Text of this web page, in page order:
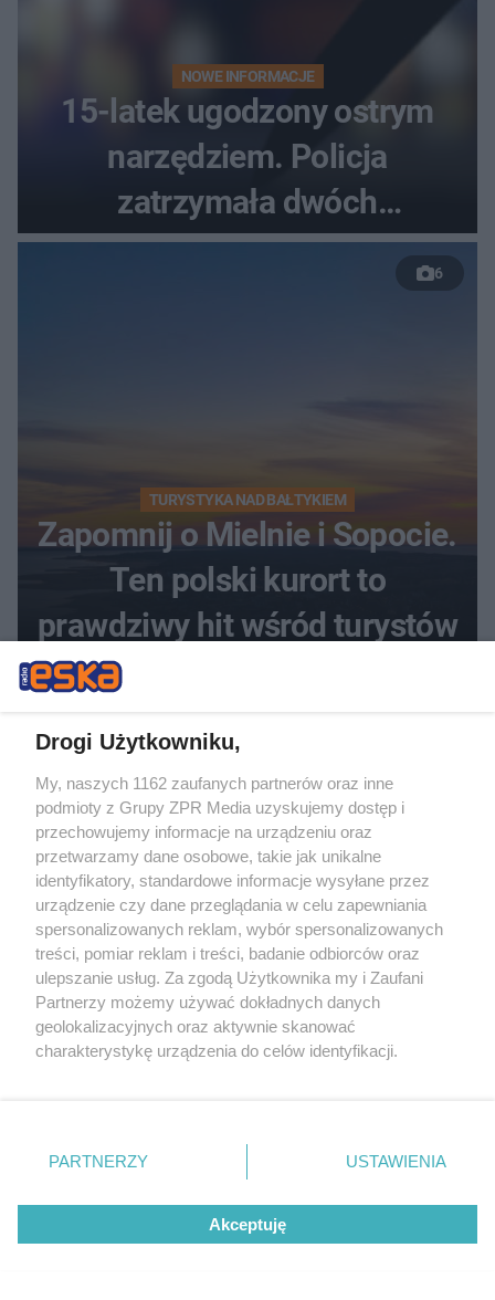
NOWE INFORMACJE
15-latek ugodzony ostrym
narzędziem. Policja
zatrzymała dwóch
nastolatków
6
TURYSTYKA NAD BAŁTYKIEM
Zapomnij o Mielnie i Sopocie.
Ten polski kurort to
prawdziwy hit wśród turystów
CIEKAWOSTKA
To najpiękniejsza plaża w
Świętokrzyskiem według AI. Z
widokiem na najwyższy szczyt Gór
Świętokrzyskich
Drogi Użytkowniku,
My, naszych 1162 zaufanych partnerów oraz inne
podmioty z Grupy ZPR Media uzyskujemy dostęp i
przechowujemy informacje na urządzeniu oraz
przetwarzamy dane osobowe, takie jak unikalne
identyfikatory, standardowe informacje wysyłane przez
urządzenie czy dane przeglądania w celu zapewniania
spersonalizowanych reklam, wybór spersonalizowanych
treści, pomiar reklam i treści, badanie odbiorców oraz
ulepszanie usług. Za zgodą Użytkownika my i Zaufani
Partnerzy możemy używać dokładnych danych
geolokalizacyjnych oraz aktywnie skanować
charakterystykę urządzenia do celów identyfikacji.
zmienić/wycofać klikając przycisk ustawień prywatności
znajdujący się w lewym dolnym rogu strony
rodzaje przetwarzania danych nie wymagają zgody
użytkownika, ale masz prawo sprzeciwić się takiemu
przetwarzaniu. Preferencje będą miały zastosowanie tylko
PARTNERZY USTAWIENIA
Akceptuję